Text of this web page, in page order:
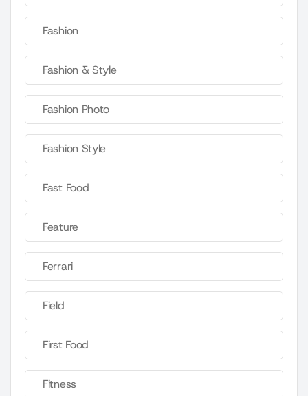
Fashion
Fashion & Style
Fashion Photo
Fashion Style
Fast Food
Feature
Ferrari
Field
First Food
Fitness